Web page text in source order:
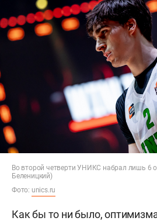
Во второй четверти УНИКС набрал лишь 6
Беленицкий)
Фото: unics.ru
Как бы то ни было,